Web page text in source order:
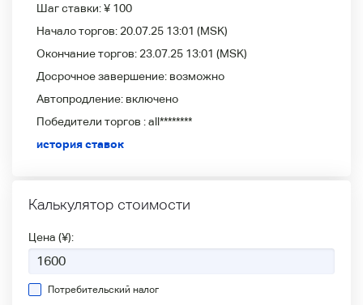
Шаг ставки:¥ 100
Начало торгов: 20.07.25 13:01 (MSK)
Окончание торгов: 23.07.25 13:01 (MSK)
Досрочное завершение: возможно
Автопродление: включено
Победители
торгов :all********
история ставок
Калькулятор стоимости
Цена (¥):
Потребительский налог